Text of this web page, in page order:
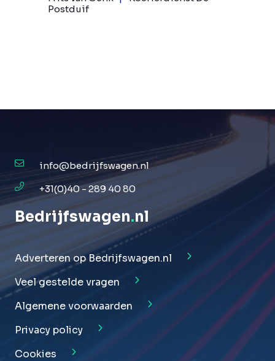
Postduif
info@bedrijfswagen.nl
+31(0)40 - 289 40 80
Bedrijfswagen.nl
Adverteren op Bedrijfswagen.nl
Veel gestelde vragen
Algemene voorwaarden
Privacy policy
Cookies